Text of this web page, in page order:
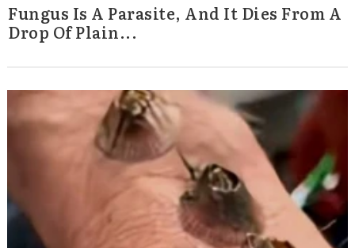
Fungus Is A Parasite, And It Dies From A
Drop Of Plain...